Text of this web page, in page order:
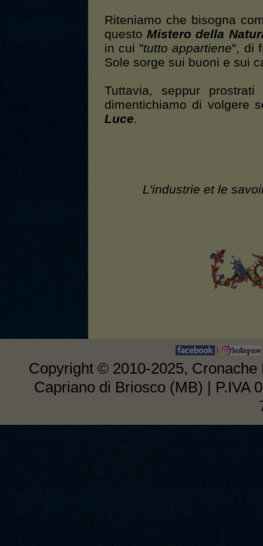
Riteniamo che bisogna
questoMistero della
in cui "tutto appartiene", di
Sole sorge sui buoni e sui
Tuttavia, seppur
dimentichiamo di volgere
Luce.
L'industrie et le
Copyright © 2010-2025,
Capriano di Briosco (MB) | P.IVA